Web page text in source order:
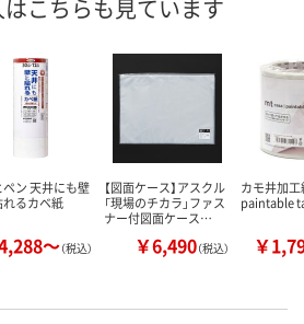
こちらも見ています
ペン 天井にも壁
れるカベ紙
～（税込）
【図面ケース】アスクル
「現場のチカラ」ファス
ナー付図面ケース…
￥6,490（税込）
カモ井加
paintable
￥